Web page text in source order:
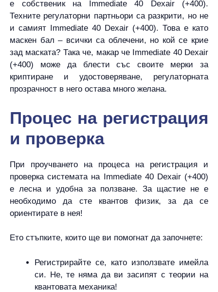
е собственик на Immediate 40 Dexair (+400).
Техните регулаторни партньори са разкрити, но не
и самият Immediate 40 Dexair (+400). Това е като
маскен бал – всички са облечени, но кой се крие
зад маската? Така че, макар че Immediate 40 Dexair
(+400) може да блести със своите мерки за
криптиране и удостоверяване, регулаторната
прозрачност в него остава много желана.
Процес на регистрация
и проверка
При проучването на процеса на регистрация и
проверка системата на Immediate 40 Dexair (+400)
е лесна и удобна за ползване. За щастие не е
необходимо да сте квантов физик, за да се
ориентирате в нея!
Ето стъпките, които ще ви помогнат да започнете:
Регистрирайте се, като използвате имейла
си. Не, те няма да ви засипят с теории на
квантовата механика!